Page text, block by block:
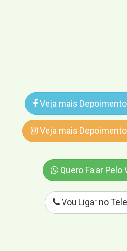
Veja mais
Veja mais
Quero Falar Pelo
Vou Ligar no